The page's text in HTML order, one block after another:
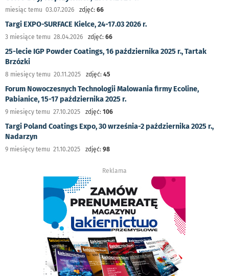
miesiąc temu 03.07.2026 zdjęć: 66
Targi EXPO-SURFACE Kielce, 24-17.03 2026 r.
3 miesiące temu 28.04.2026 zdjęć: 66
25-lecie IGP Powder Coatings, 16 października 2025 r., Tartak
Brzózki
8 miesięcy temu 20.11.2025 zdjęć: 45
Forum Nowoczesnych Technologii Malowania firmy Ecoline,
Pabianice, 15-17 października 2025 r.
9 miesięcy temu 27.10.2025 zdjęć: 106
Targi Poland Coatings Expo, 30 września-2 października 2025 r.,
Nadarzyn
9 miesięcy temu 21.10.2025 zdjęć: 98
Reklama